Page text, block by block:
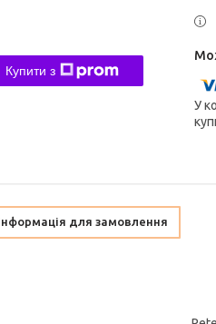
Купити з
У
для замовлення